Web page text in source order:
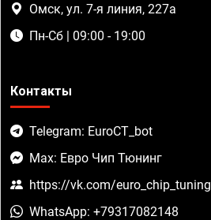
Омск, ул. 7-я линия, 227а
Пн-Сб | 09:00 - 19:00
Контакты
Telegram: EuroCT_bot
Max: Евро Чип Тюнинг
https://vk.com/euro_chip_tuning
WhatsApp: +79317082148